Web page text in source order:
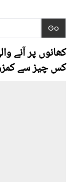
کھانوں پر آنے
کس چیز سے